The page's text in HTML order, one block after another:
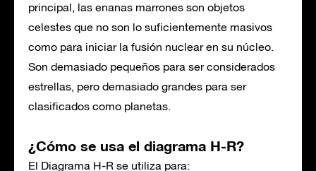
principal, las enanas marrones son objetos
celestes que no son lo suficientemente masivos
como para iniciar la fusión nuclear en su núcleo.
Son demasiado pequeños para ser considerados
estrellas, pero demasiado grandes para ser
clasificados como planetas.
¿Cómo se usa el diagrama H-R?
El Diagrama H-R se utiliza para: